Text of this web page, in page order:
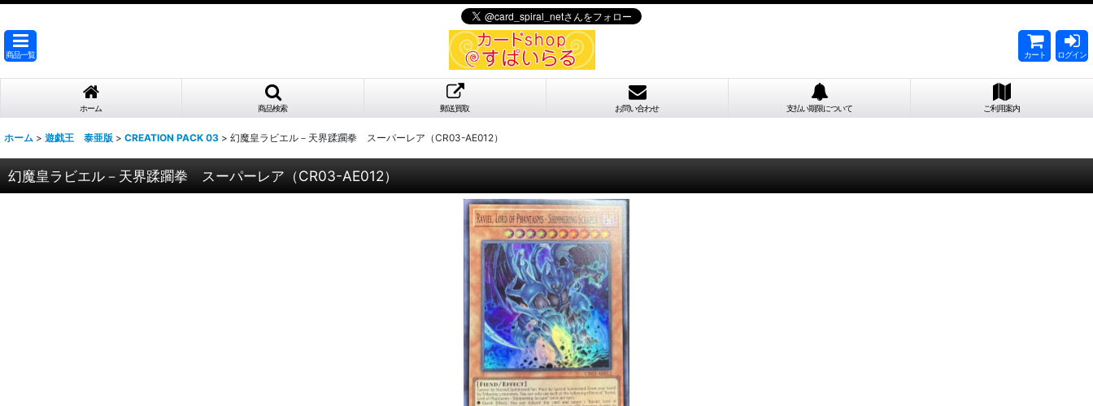
商品一覧 カート ログイン
ホーム 商品検索 郵送買取 お問い合わせ 支払い期限について ご利用案内
ホーム > 遊戯王 泰亜版 > CREATION PACK 03 > 幻魔皇ラビエル－天界蹂躙拳 スーパーレア（CR03-AE012）
幻魔皇ラビエル－天界蹂躙拳 スーパーレア（CR03-AE012）